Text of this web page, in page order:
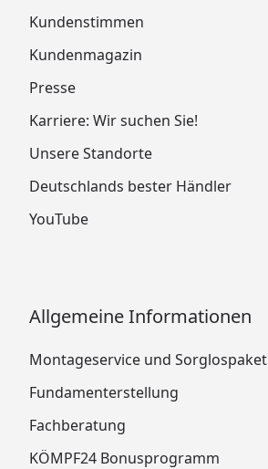
Kundenstimmen
Kundenmagazin
Presse
Karriere: Wir suchen Sie!
Unsere Standorte
Deutschlands bester Händler
YouTube
Allgemeine Informationen
Montageservice und Sorglospaket
Fundamenterstellung
Fachberatung
KÖMPF24 Bonusprogramm